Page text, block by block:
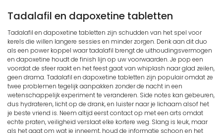
Tadalafil en dapoxetine tabletten
Tadalafil en dapoxetine tabletten zijn schudden van het spel voor
kerels die willen langere sessies en minder zorgen. Denk aan dit duo
als een power koppel waar tadalafil brengt de uithoudingsvermogen
en dapoxetine houdt de finish lijn op uw voorwaarden. Je pop een
voordat de sfeer raakt en het feest gaat van whiplash naar glad zeilen,
geen drama. Tadalafil en dapoxetine tabletten zijn populair omdat ze
twee problemen tegelijk aanpakken zonder de nacht in een
wetenschappelijk experiment te veranderen. Side notes kan gebeuren,
dus hydrateren, licht op de drank, en luister naar je lichaam alsof het
je beste vriend is. Neem altijd eerst contact op met een arts omdat
echte praten, veiligheid verslaat elke kortere weg. Slang is leuk, maar
als het gaat om wat je inneemt, houd de informatie schoon en het